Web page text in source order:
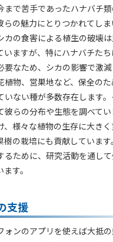
まで苦手であったハナバチ
らの魅力にとりつかれてし
カの食害による植生の破壊
いますが、特にハナバチた
なため、シカの影響で激減
植物、営巣地など、保全の
いない種が多数存在します
彼らの分布や生態を調べて
、様々な植物の生存に大き
樹の栽培にも貢献していま
るために、研究活動を通し
す。
支援
ォンのアプリを使えば大抵